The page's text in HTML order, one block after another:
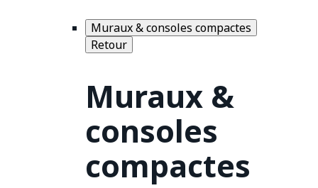
Muraux & consoles compactes
Retour
Muraux &
consoles
compactes